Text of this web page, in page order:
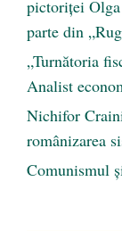
pictoriței Olga
parte din
„Turnătoria
Analist
Nichifor
românizarea
Comunismul